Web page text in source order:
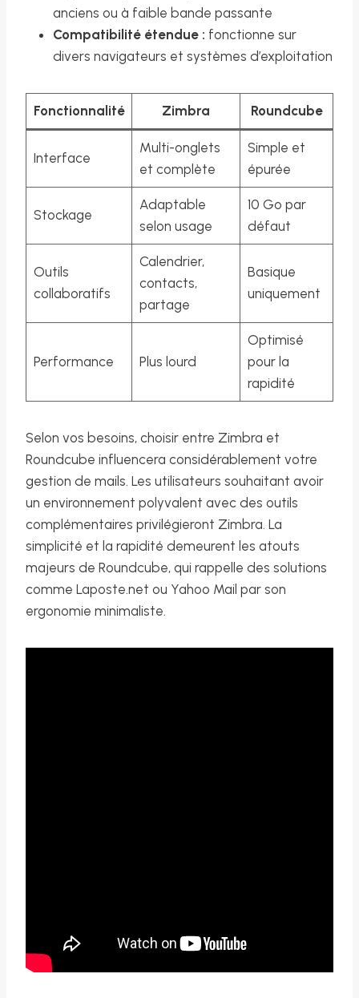
anciens ou à faible bande passante
Compatibilité étendue : fonctionne sur
divers navigateurs et systèmes d’exploitation
Fonctionnalité Zimbra Roundcube
Interface
Multi-onglets
et complète
Simple et
épurée
Stockage
Adaptable
selon usage
10 Go par
défaut
Outils
collaboratifs
Calendrier,
contacts,
partage
Basique
uniquement
Performance Plus lourd
Optimisé
pour la
rapidité
Selon vos besoins, choisir entre Zimbra et
Roundcube influencera considérablement votre
gestion de mails. Les utilisateurs souhaitant avoir
un environnement polyvalent avec des outils
complémentaires privilégieront Zimbra. La
simplicité et la rapidité demeurent les atouts
majeurs de Roundcube, qui rappelle des solutions
comme Laposte.net ou Yahoo Mail par son
ergonomie minimaliste.